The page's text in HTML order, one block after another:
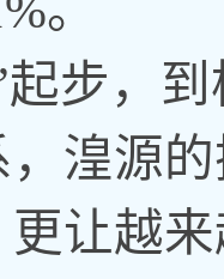
起步，
湟源
让越